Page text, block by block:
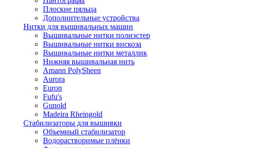
Плоские пяльца
Дополнительные устройства
Нитки для вышивальных машин
Вышивальные нитки полиэстер
Вышивальные нитки вискоза
Вышивальные нитки металлик
Нижняя вышивальная нить
Amann PolySheen
Aurora
Euron
Fufu's
Gunold
Madeira Rheingold
Стабилизаторы для вышивки
Объемный стабилизатор
Водорастворимые плёнки